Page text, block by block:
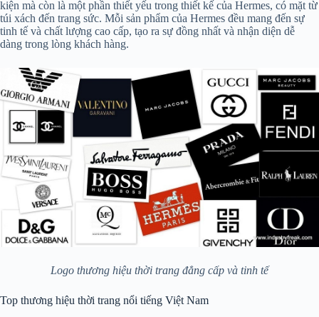
kiện mà còn là một phần thiết yếu trong thiết kế của Hermes, có mặt từ
túi xách đến trang sức. Mỗi sản phẩm của Hermes đều mang đến sự
tinh tế và chất lượng cao cấp, tạo ra sự đồng nhất và nhận diện dễ
dàng trong lòng khách hàng.
Logo thương hiệu thời trang đẳng cấp và tinh tế
Top thương hiệu thời trang nổi tiếng Việt Nam